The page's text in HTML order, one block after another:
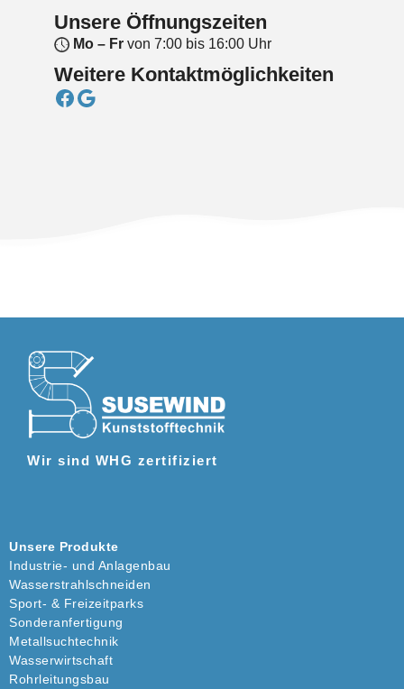
Unsere Öffnungszeiten
Mo – Fr von 7:00 bis 16:00 Uhr
Weitere Kontaktmöglichkeiten
Facebook Google
Wir sind WHG zertifiziert
Unsere Produkte
Industrie- und Anlagenbau
Wasserstrahlschneiden
Sport- & Freizeitparks
Sonderanfertigung
Metallsuchtechnik
Wasserwirtschaft
Rohrleitungsbau